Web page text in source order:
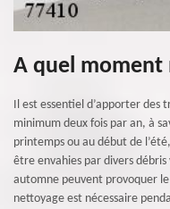
A quel moment
Il est essentiel d’apporter des
minimum deux fois par an, à
printemps ou au début de
être envahies par divers
automne peuvent provoquer
nettoyage est nécessaire